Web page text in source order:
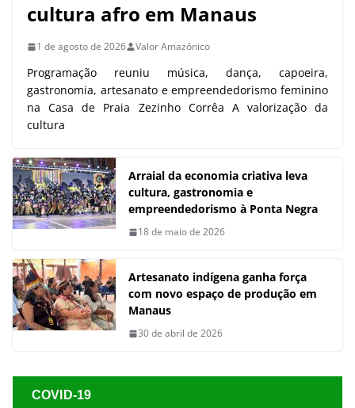
cultura afro em Manaus
1 de agosto de 2026 Valor Amazônico
Programação reuniu música, dança, capoeira,
gastronomia, artesanato e empreendedorismo feminino
na Casa de Praia Zezinho Corrêa A valorização da
cultura
Arraial da economia criativa leva
cultura, gastronomia e
empreendedorismo à Ponta Negra
18 de maio de 2026
Artesanato indígena ganha força
com novo espaço de produção em
Manaus
30 de abril de 2026
COVID-19